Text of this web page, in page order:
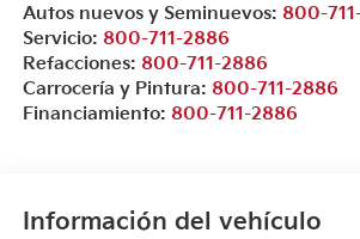
Autos nuevos y Seminuevos: 800-
Servicio: 800-711-2886
Refacciones: 800-711-2886
Carrocería y Pintura: 800-711-2886
Financiamiento: 800-711-2886
Información del vehículo